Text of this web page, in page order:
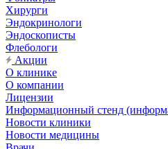
Хирурги
Эндокринологи
Эндоскописты
Флебологи
Акции
О клинике
О компании
Лицензии
Информационный стенд
Новости клиники
Новости медицины